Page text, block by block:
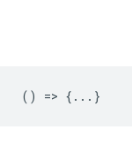
() => {...}